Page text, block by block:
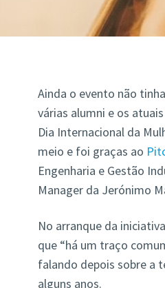
Ainda o evento não
várias alumni e os
Dia Internacional da
meio e foi graças ao
Engenharia e Gestão
Manager da Jerónimo
No arranque da
que “há um traço
falando depois sobre a
alguns anos.